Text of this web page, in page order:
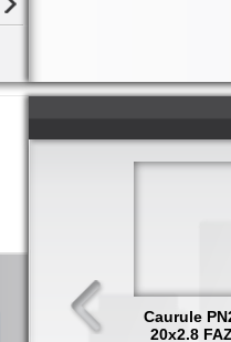
Caurule
20x2.8